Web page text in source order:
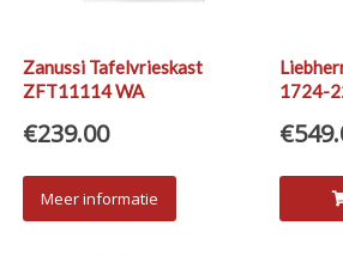
Zanussi Tafelvrieskast
ZFT11114 WA
€239.00
Meer informatie
1724-
€